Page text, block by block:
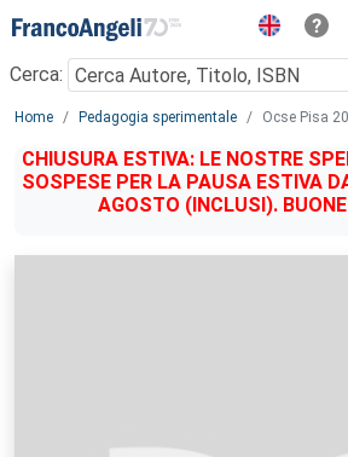
Menu
Cerca:
Main content
Home Pedagogia sperimentale Ocse Pisa
CHIUSURA ESTIVA: LE NOSTRE
SOSPESE PER LA PAUSA ESTIVA
AGOSTO (INCLUSI).